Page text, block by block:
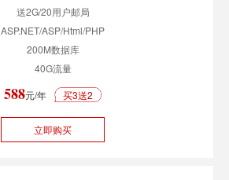
送2G/20用户邮局
ASP.NET/ASP/Html/PHP
200M数据库
40G流量
588元/年 买3送2
立即购买